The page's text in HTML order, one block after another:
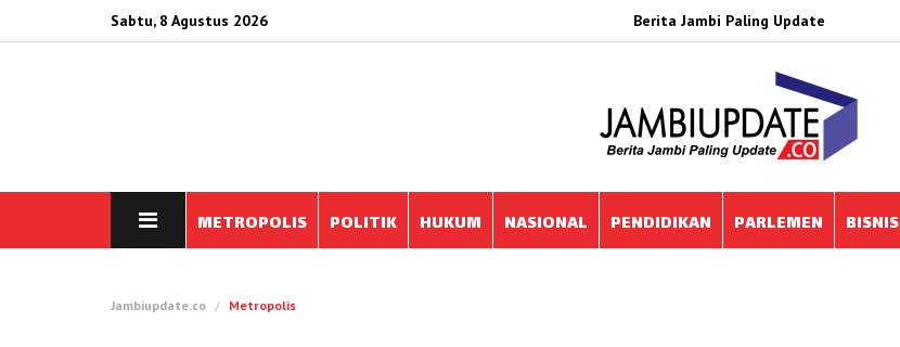
Sabtu, 8 Agustus 2026 Berita Jambi Paling Update
METROPOLIS POLITIK HUKUM NASIONAL PENDIDIKAN PARLEMEN BISNIS
Jambiupdate.co Metropolis